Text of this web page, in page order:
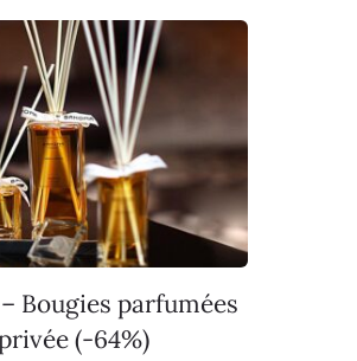
Bougies parfumées
(-64%)